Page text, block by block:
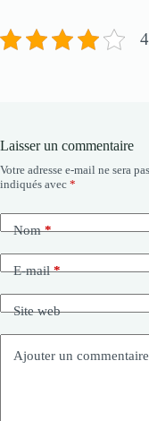
Laisser un commentaire
Votre adresse e-mail ne sera
indiqués avec *
Nom*
E-mail*
Site web
Ajouter un commentaire